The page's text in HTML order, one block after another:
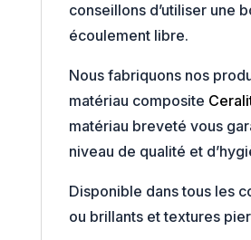
conseillons d’utiliser une
écoulement libre.
Nous fabriquons nos
matériau composite
matériau breveté vous
niveau de qualité et
Disponible dans tous les
ou brillants et textures